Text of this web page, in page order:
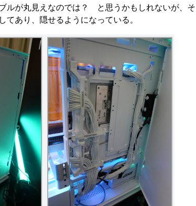
ルが丸見えなのでは？ と思うかもしれないが、そ
てあり、隠せるようになっている。